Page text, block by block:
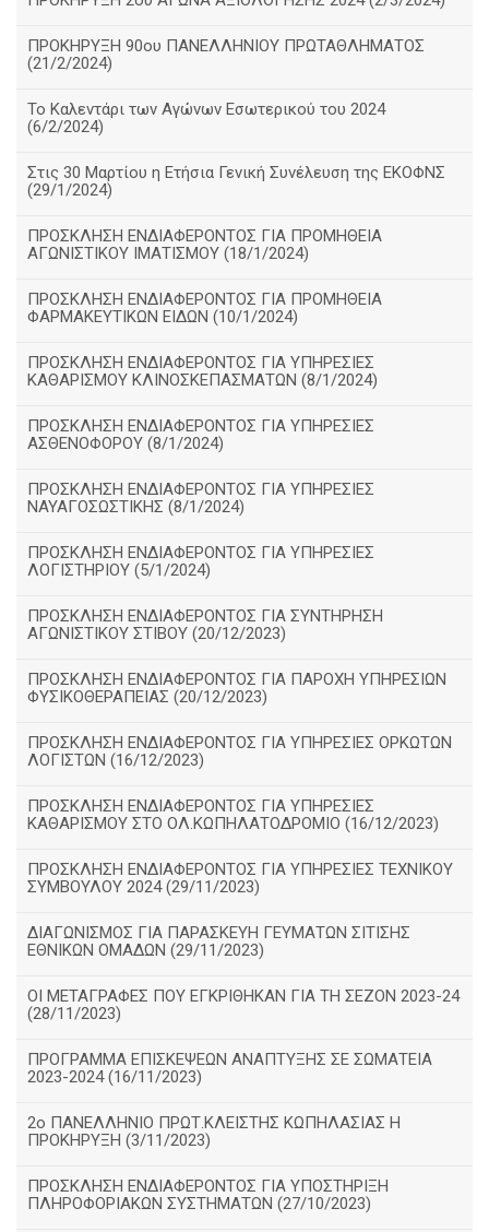
ΠΡΟΚΗΡΥΞΗ 90ου ΠΑΝΕΛΛΗΝΙΟΥ ΠΡΩΤΑΘΛΗΜΑΤΟΣ
(21/2/2024)
Το Καλεντάρι των Αγώνων Εσωτερικού του 2024
(6/2/2024)
Στις 30 Μαρτίου η Ετήσια Γενική Συνέλευση της ΕΚΟΦΝΣ
(29/1/2024)
ΠΡΟΣΚΛΗΣΗ ΕΝΔΙΑΦΕΡΟΝΤΟΣ ΓΙΑ ΠΡΟΜΗΘΕΙΑ
ΑΓΩΝΙΣΤΙΚΟΥ ΙΜΑΤΙΣΜΟΥ (18/1/2024)
ΠΡΟΣΚΛΗΣΗ ΕΝΔΙΑΦΕΡΟΝΤΟΣ ΓΙΑ ΠΡΟΜΗΘΕΙΑ
ΦΑΡΜΑΚΕΥΤΙΚΩΝ ΕΙΔΩΝ (10/1/2024)
ΠΡΟΣΚΛΗΣΗ ΕΝΔΙΑΦΕΡΟΝΤΟΣ ΓΙΑ ΥΠΗΡΕΣΙΕΣ
ΚΑΘΑΡΙΣΜΟΥ ΚΛΙΝΟΣΚΕΠΑΣΜΑΤΩΝ (8/1/2024)
ΠΡΟΣΚΛΗΣΗ ΕΝΔΙΑΦΕΡΟΝΤΟΣ ΓΙΑ ΥΠΗΡΕΣΙΕΣ
ΑΣΘΕΝΟΦΟΡΟΥ (8/1/2024)
ΠΡΟΣΚΛΗΣΗ ΕΝΔΙΑΦΕΡΟΝΤΟΣ ΓΙΑ ΥΠΗΡΕΣΙΕΣ
ΝΑΥΑΓΟΣΩΣΤΙΚΗΣ (8/1/2024)
ΠΡΟΣΚΛΗΣΗ ΕΝΔΙΑΦΕΡΟΝΤΟΣ ΓΙΑ ΥΠΗΡΕΣΙΕΣ
ΛΟΓΙΣΤΗΡΙΟΥ (5/1/2024)
ΠΡΟΣΚΛΗΣΗ ΕΝΔΙΑΦΕΡΟΝΤΟΣ ΓΙΑ ΣΥΝΤΗΡΗΣΗ
ΑΓΩΝΙΣΤΙΚΟΥ ΣΤΙΒΟΥ (20/12/2023)
ΠΡΟΣΚΛΗΣΗ ΕΝΔΙΑΦΕΡΟΝΤΟΣ ΓΙΑ ΠΑΡΟΧΗ ΥΠΗΡΕΣΙΩΝ
ΦΥΣΙΚΟΘΕΡΑΠΕΙΑΣ (20/12/2023)
ΠΡΟΣΚΛΗΣΗ ΕΝΔΙΑΦΕΡΟΝΤΟΣ ΓΙΑ ΥΠΗΡΕΣΙΕΣ ΟΡΚΩΤΩΝ
ΛΟΓΙΣΤΩΝ (16/12/2023)
ΠΡΟΣΚΛΗΣΗ ΕΝΔΙΑΦΕΡΟΝΤΟΣ ΓΙΑ ΥΠΗΡΕΣΙΕΣ
ΚΑΘΑΡΙΣΜΟΥ ΣΤΟ ΟΛ.ΚΩΠΗΛΑΤΟΔΡΟΜΙΟ (16/12/2023)
ΠΡΟΣΚΛΗΣΗ ΕΝΔΙΑΦΕΡΟΝΤΟΣ ΓΙΑ ΥΠΗΡΕΣΙΕΣ ΤΕΧΝΙΚΟΥ
ΣΥΜΒΟΥΛΟΥ 2024 (29/11/2023)
ΔΙΑΓΩΝΙΣΜΟΣ ΓΙΑ ΠΑΡΑΣΚΕΥΗ ΓΕΥΜΑΤΩΝ ΣΙΤΙΣΗΣ
ΕΘΝΙΚΩΝ ΟΜΑΔΩΝ (29/11/2023)
ΟΙ ΜΕΤΑΓΡΑΦΕΣ ΠΟΥ ΕΓΚΡΙΘΗΚΑΝ ΓΙΑ ΤΗ ΣΕΖΟΝ 2023-24
(28/11/2023)
ΠΡΟΓΡΑΜΜΑ ΕΠΙΣΚΕΨΕΩΝ ΑΝΑΠΤΥΞΗΣ ΣΕ ΣΩΜΑΤΕΙΑ
2023-2024 (16/11/2023)
2ο ΠΑΝΕΛΛΗΝΙΟ ΠΡΩΤ.ΚΛΕΙΣΤΗΣ ΚΩΠΗΛΑΣΙΑΣ Η
ΠΡΟΚΗΡΥΞΗ (3/11/2023)
ΠΡΟΣΚΛΗΣΗ ΕΝΔΙΑΦΕΡΟΝΤΟΣ ΓΙΑ ΥΠΟΣΤΗΡΙΞΗ
ΠΛΗΡΟΦΟΡΙΑΚΩΝ ΣΥΣΤΗΜΑΤΩΝ (27/10/2023)